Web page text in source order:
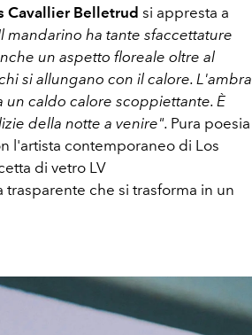
Cavallier Belletrud si appresta a
mandarino ha tante sfaccettature
un aspetto floreale oltre al
si allungano con il calore. L'ambra
caldo calore scoppiettante. È
della notte a venire". Pura poesia
l'artista contemporaneo di Los
di vetro LV
che si trasforma in un